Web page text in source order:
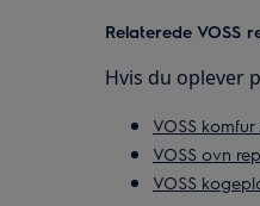
Relaterede VOSS
Hvis du oplever
VOSS
VOSS ovn
VOSS